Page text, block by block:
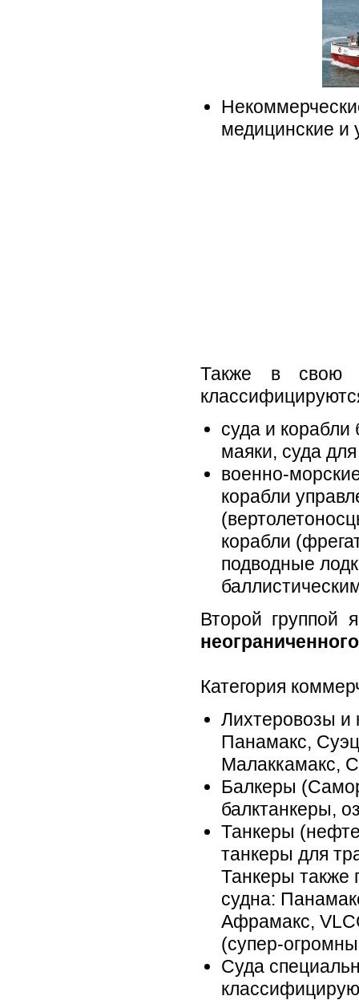
медицинские и
Также в свою
суда и корабли
маяки, суда
военно-
корабли
корабли
подводные
Второй группой
Категория
Лихтеровозы и
Панамакс,
Малаккамакс,
Балкеры
балктанкеры,
Танкеры
танкеры для
Танкеры также
судна:
Афрамакс,
(супер-
Суда